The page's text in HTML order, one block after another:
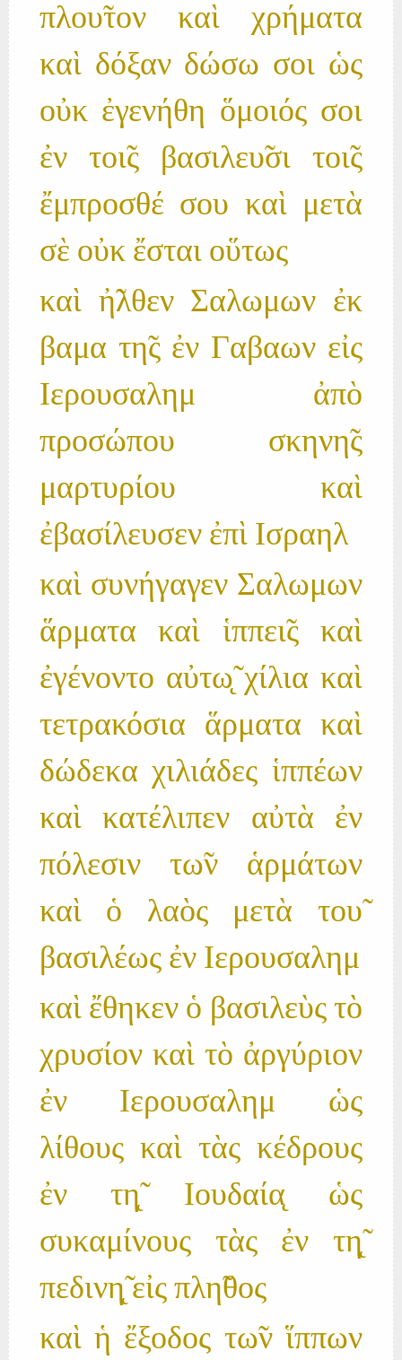
πλου̃τον καὶ χρήματα
καὶ δόξαν δώσω σοι ὡς
οὐκ ἐγενήθη ὅμοιός σοι
ἐν τοι̃ς βασιλευ̃σι τοι̃ς
ἔμπροσθέ σου καὶ μετὰ
σὲ οὐκ ἔσται οὕτως
καὶ ἠ̃λθεν Σαλωμων ἐκ
βαμα τη̃ς ἐν Γαβαων εἰς
Ιερουσαλημ ἀπὸ
προσώπου σκηνη̃ς
μαρτυρίου καὶ
ἐβασίλευσεν ἐπὶ Ισραηλ
καὶ συνήγαγεν Σαλωμων
ἅρματα καὶ ἱππει̃ς καὶ
ἐγένοντο αὐτω̨̃ χίλια καὶ
τετρακόσια ἅρματα καὶ
δώδεκα χιλιάδες ἱππέων
καὶ κατέλιπεν αὐτὰ ἐν
πόλεσιν τω̃ν ἁρμάτων
καὶ ὁ λαὸς μετὰ του̃
βασιλέως ἐν Ιερουσαλημ
καὶ ἔθηκεν ὁ βασιλεὺς τὸ
χρυσίον καὶ τὸ ἀργύριον
ἐν Ιερουσαλημ ὡς
λίθους καὶ τὰς κέδρους
ἐν τη̨̃ Ιουδαία̨ ὡς
συκαμίνους τὰς ἐν τη̨̃
πεδινη̨̃ εἰς πλη̃θος
καὶ ἡ ἔξοδος τω̃ν ἵππων